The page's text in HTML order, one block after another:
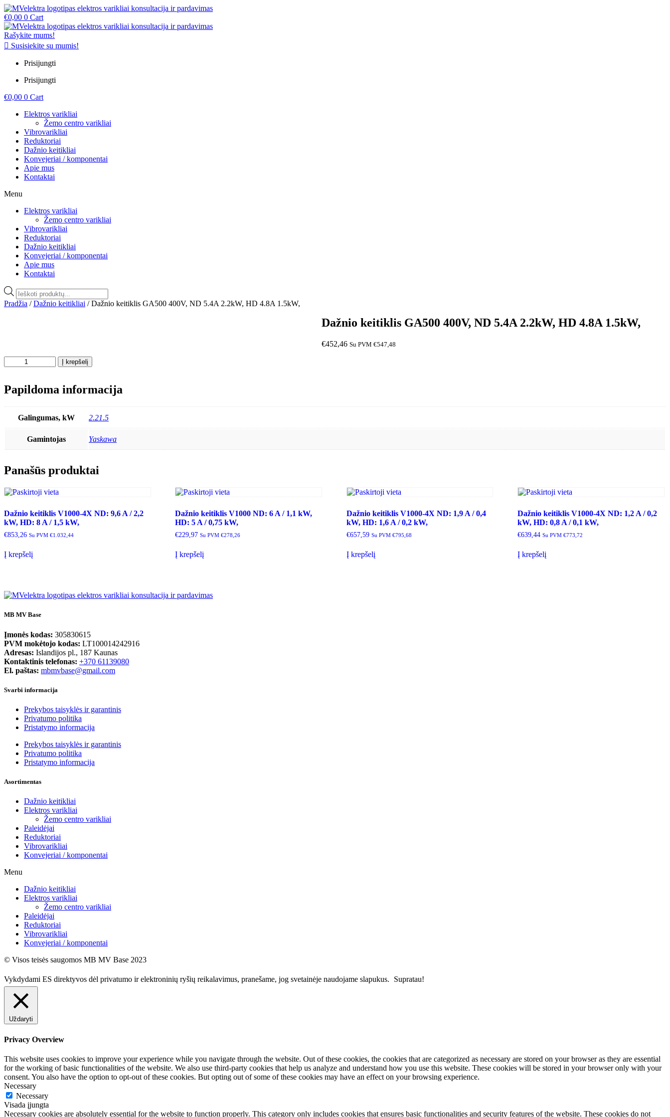
€0,00 0 Cart
Rašykite mums!
Susisiekite su mumis!
Prisijungti
Prisijungti
€0,00 0 Cart
Elektros varikliai
Žemo centro varikliai
Vibrovarikliai
Reduktoriai
Dažnio keitikliai
Konvejeriai / komponentai
Apie mus
Kontaktai
Menu
Elektros varikliai
Žemo centro varikliai
Vibrovarikliai
Reduktoriai
Dažnio keitikliai
Konvejeriai / komponentai
Apie mus
Kontaktai
Products
search
Pradžia /Dažnio keitikliai / Dažnio keitiklis GA500 400V, ND 5.4A 2.2kW, HD 4.8A 1.5kW,
Dažnio keitiklis GA500 400V, ND 5.4A 2.2kW, HD 4.8A 1.5kW,
€452,46 Su PVM€547,48
produkto
kiekis:
keitiklis
GA500
400V,
4.8A
Į krepšelį
Papildoma informacija
Galingumas, kW 2.21.5
Gamintojas Yaskawa
Panašūs produktai
Dažnio keitiklis V1000-4X ND: 9,6 A / 2,2
kW, HD: 8 A / 1,5 kW,
€853,26 Su PVM €1.032,44
Į krepšelį
Dažnio keitiklis V1000 ND: 6 A / 1,1 kW,
HD: 5 A / 0,75 kW,
€229,97 Su PVM€278,26
Į krepšelį
Dažnio keitiklis V1000-4X ND: 1,9 A / 0,4
kW, HD: 1,6 A / 0,2 kW,
€657,59 Su PVM €795,68
Į krepšelį
Dažnio keitiklis V1000-4X ND: 1,2 A / 0,2
kW, HD: 0,8 A / 0,1 kW,
€639,44 Su PVM €773,72
Į krepšelį
MB MV Base
Įmonės kodas: 305830615
PVM mokėtojo kodas: LT100014242916
Adresas: Islandijos pl., 187 Kaunas
Kontaktinis telefonas: +370 61139080
El. paštas: mbmvbase@gmail.com
Svarbi informacija
Prekybos taisyklės ir garantinis
Privatumo politika
Pristatymo informacija
Prekybos taisyklės ir garantinis
Privatumo politika
Pristatymo informacija
Asortimentas
Dažnio keitikliai
Elektros varikliai
Žemo centro varikliai
Paleidėjai
Reduktoriai
Vibrovarikliai
Konvejeriai / komponentai
Menu
Dažnio keitikliai
Elektros varikliai
Žemo centro varikliai
Paleidėjai
Reduktoriai
Vibrovarikliai
Konvejeriai / komponentai
© Visos teisės saugomos MB MV Base 2023
Vykdydami ES direktyvos dėl privatumo ir elektroninių ryšių reikalavimus, pranešame, jog svetainėje naudojame slapukus. Supratau!
Uždaryti
Privacy Overview
This website uses cookies to improve your experience while you navigate through the website. Out of these cookies, the cookies that are categorized as necessary are stored on your browser as they are essential
for the working of basic functionalities of the website. We also use third-party cookies that help us analyze and understand how you use this website. These cookies will be stored in your browser only with your
consent. You also have the option to opt-out of these cookies. But opting out of some of these cookies may have an effect on your browsing experience.
Necessary
Necessary
Visada įjungta
Necessary cookies are absolutely essential for the website to function properly. This category only includes cookies that ensures basic functionalities and security features of the website. These cookies do not